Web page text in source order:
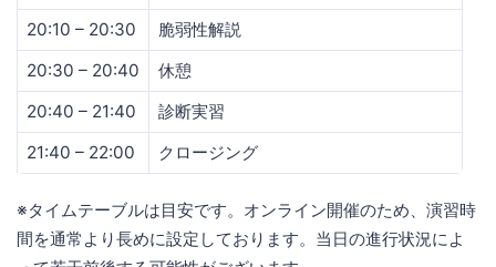
20:10 – 20:30
脆弱性解説
20:30 – 20:40
休憩
20:40 – 21:40
診断実習
21:40 – 22:00
クロージング
※タイムテーブルは目安です。オンライン開催のため、演習時
間を通常より長めに設定しております。当日の進行状況によ